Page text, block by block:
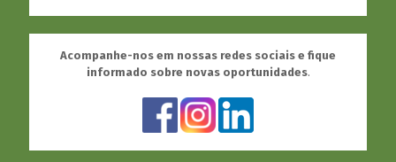
Acompanhe-nos em nossas redes sociais e fique
informado sobre novas oportunidades.